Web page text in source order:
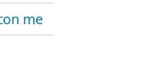
me